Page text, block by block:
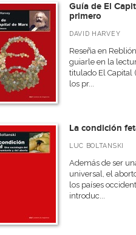
Guía de El
primero
DAVID HARVEY
Reseña en
guiarle en la
titulado El Capital
los pr...
La condición
LUC BOLTANSKI
Además de ser
universal, el
los países
introduc...